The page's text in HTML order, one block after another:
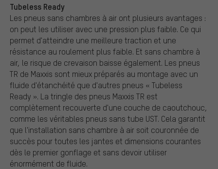
Tubeless Ready
Les pneus sans chambres à air ont plusieurs avantages :
on peut les utiliser avec une pression plus faible. Ce qui
permet d'atteindre une meilleure traction et une
résistance au roulement plus faible. Et sans chambre à
air, le risque de crevaison baisse également. Les pneus
TR de Maxxis sont mieux préparés au montage avec un
fluide d'étanchéité que d'autres pneus « Tubeless
Ready ». La tringle des pneus Maxxis TR est
complètement recouverte d'une couche de caoutchouc,
comme les véritables pneus sans tube UST. Cela garantit
que l'installation sans chambre à air soit couronnée de
succès pour toutes les jantes et dimensions courantes
dès le premier gonflage et sans devoir utiliser
énormément de fluide.